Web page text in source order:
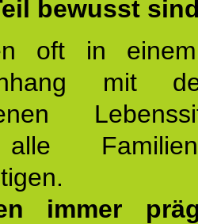
bewusst
oft in
mit
immer